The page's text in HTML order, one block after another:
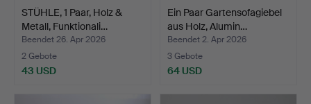
STÜHLE, 1 Paar, Holz &
Metall, Funktionali…
Beendet 26. Apr 2026
2 Gebote
43 USD
Ein Paar Gartensofagiebel
aus Holz, Alumin…
Beendet 2. Apr 2026
3 Gebote
64 USD